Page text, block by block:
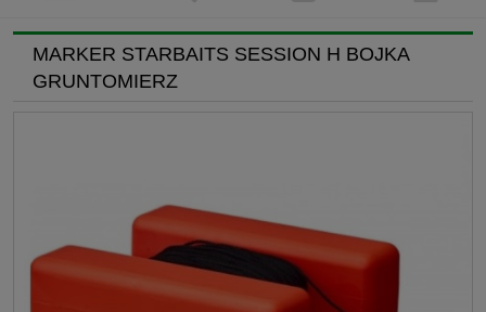
MARKER STARBAITS SESSION H BOJKA
GRUNTOMIERZ